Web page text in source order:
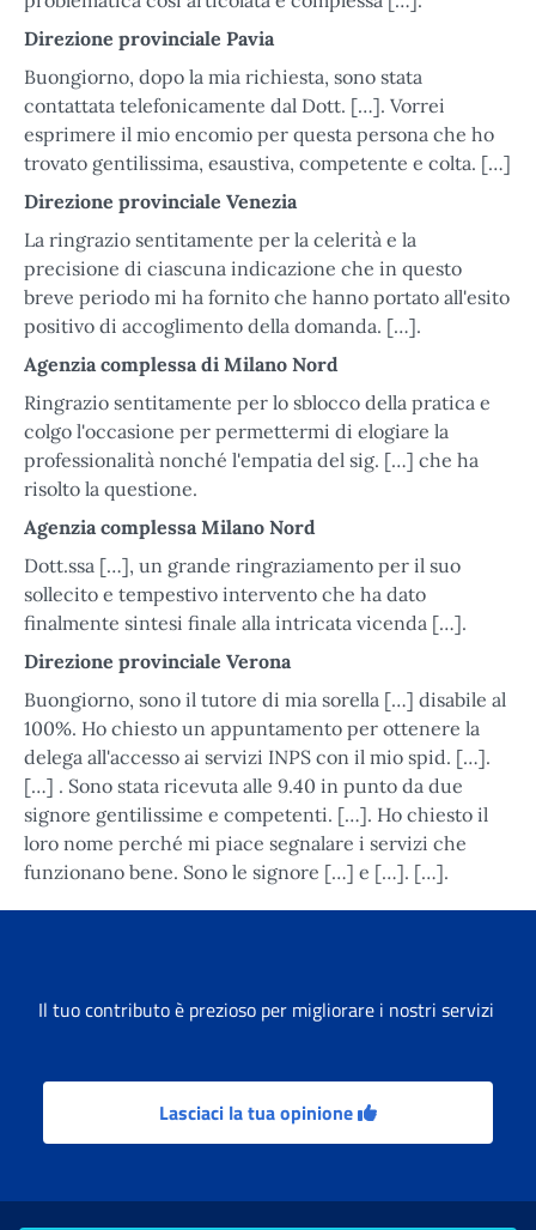
Direzione provinciale Pavia
Buongiorno, dopo la mia richiesta, sono stata
contattata telefonicamente dal Dott. […]. Vorrei
esprimere il mio encomio per questa persona che ho
trovato gentilissima, esaustiva, competente e colta. […]
Direzione provinciale Venezia
La ringrazio sentitamente per la celerità e la
precisione di ciascuna indicazione che in questo
breve periodo mi ha fornito che hanno portato all'esito
positivo di accoglimento della domanda. […].
Agenzia complessa di Milano Nord
Ringrazio sentitamente per lo sblocco della pratica e
colgo l'occasione per permettermi di elogiare la
professionalità nonché l'empatia del sig. […] che ha
risolto la questione.
Agenzia complessa Milano Nord
Dott.ssa […], un grande ringraziamento per il suo
sollecito e tempestivo intervento che ha dato
finalmente sintesi finale alla intricata vicenda […].
Direzione provinciale Verona
Buongiorno, sono il tutore di mia sorella […] disabile al
100%. Ho chiesto un appuntamento per ottenere la
delega all'accesso ai servizi INPS con il mio spid. […].
[…] . Sono stata ricevuta alle 9.40 in punto da due
signore gentilissime e competenti. […]. Ho chiesto il
loro nome perché mi piace segnalare i servizi che
funzionano bene. Sono le signore […] e […]. […].
Il tuo contributo è prezioso per migliorare i nostri servizi
Lasciaci la tua opinione